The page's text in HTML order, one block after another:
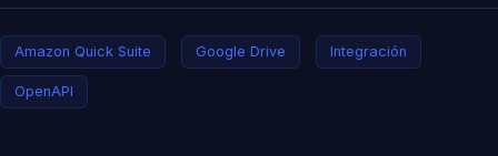
Amazon Quick Suite Google Drive Integración
OpenAPI